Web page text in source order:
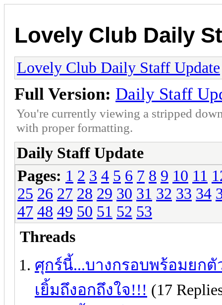
Lovely Club Daily
Lovely Club Daily Staff Update
Full Version: Daily Staff
You're currently viewing a stripped
with proper formatting.
Daily Staff Update
Pages: 1 2 3 4 5 6 7 8 9 10 11
25 26 27 28 29 30 31 32 33 34
47 48 49 50 51 52 53
Threads
ศุกร์นี้...บางกรอบพร้อมยก
เยิ้มถึงอกถึงใจ!!! (17